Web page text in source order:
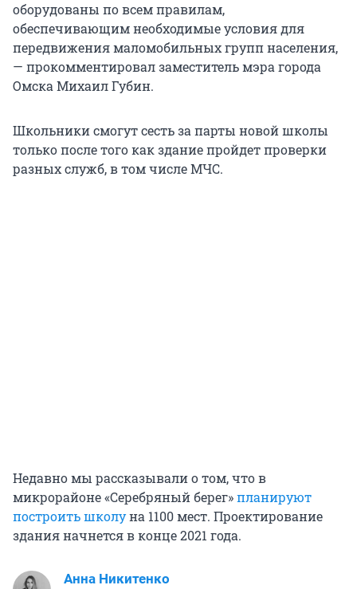
оборудованы по всем правилам,
обеспечивающим необходимые условия для
передвижения маломобильных групп населения,
— прокомментировал заместитель мэра города
Омска Михаил Губин.
Школьники смогут сесть за парты новой школы
только после того как здание пройдет проверки
разных служб, в том числе МЧС.
Недавно мы рассказывали о том, что в
микрорайоне «Серебряный берег»планируют
построить школуна 1100 мест. Проектирование
здания начнется в конце 2021 года.
Анна Никитенко